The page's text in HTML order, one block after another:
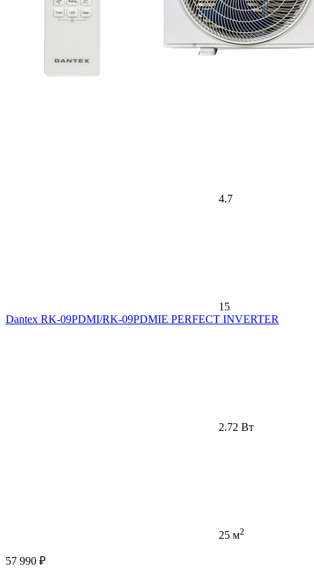
4.7
15
Dantex RK-09PDMI/RK-09PDMIE PERFECT INVERTER
2.72 Вт
25 м2
57 990 ₽